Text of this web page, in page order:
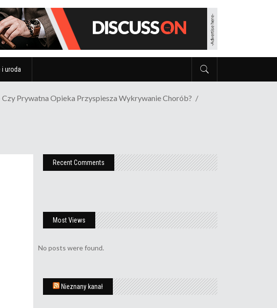
i uroda
Prywatna Opieka Przyspiesza Wykrywanie Chorób?
Recent Comments
Most Views
No posts were found.
Nieznany kanał